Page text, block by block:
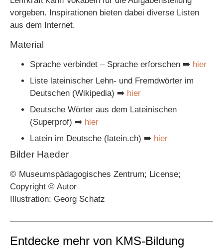
vorgeben. Inspirationen bieten dabei diverse Listen
aus dem Internet.
Material
Sprache verbindet – Sprache erforschen ➡️ hier
Liste lateinischer Lehn- und Fremdwörter im
Deutschen (Wikipedia) ➡️ hier
Deutsche Wörter aus dem Lateinischen
(Superprof) ➡️ hier
Latein im Deutsche (latein.ch) ➡️ hier
Bilder Haeder
© Museumspädagogisches Zentrum; License;
Copyright © Autor
Illustration: Georg Schatz
Entdecke mehr von KMS-Bildung